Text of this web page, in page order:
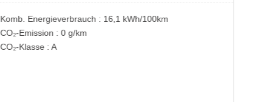
Komb. Energieverbrauch : 16,1 kWh/100km
CO₂-Emission : 0 g/km
CO₂-Klasse : A